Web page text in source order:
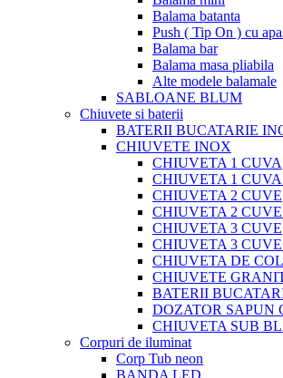
Balama batanta
Push ( Tip On ) cu
Balama bar
Balama masa pliabila
Alte modele balamale
SABLOANE BLUM
Chiuvete si baterii
BATERII BUCATARIE
CHIUVETE INOX
CHIUVETA 1 CUVA
CHIUVETA 1 CUVA
CHIUVETA 2 CUVE
CHIUVETA 2
CHIUVETA 3 CUVE
CHIUVETA 3
CHIUVETA DE
CHIUVETE
BATERII
DOZATOR SAPUN
CHIUVETA SUB
Corpuri de iluminat
Corp Tub neon
BANDA LED